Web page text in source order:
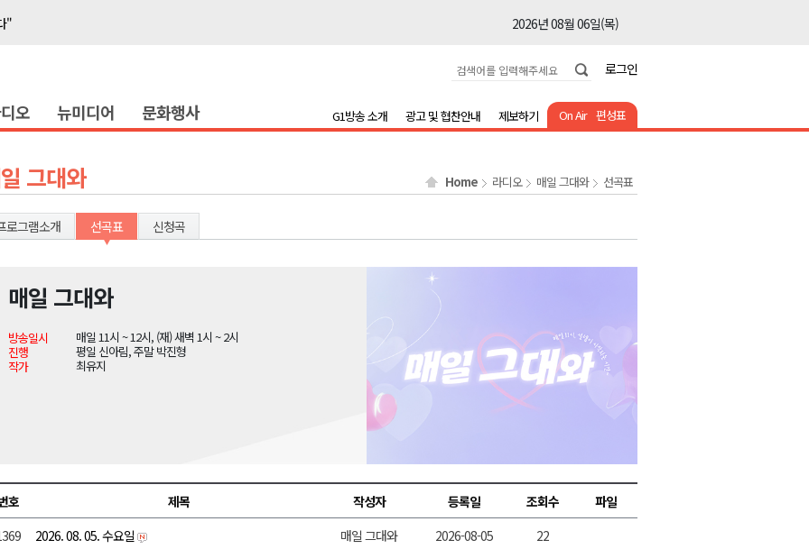
"
2026년 08월 06일(목)
2026년 08월 06일(목)
2026년 08월 06일(목)
련 돌입
라이트쇼'
2026년 08월 06일(목)
불..인명피해 없어
무더위 지속
공급
2026년 08월 06일(목)
효과 212억 원
2026년 08월 06일(목)
2026년 08월 06일(목)
라이트쇼'
2026년 08월 06일(목)
불..인명피해 없어
2026년 08월 06일(목)
"
2026년 08월 06일(목)
로그인
오 뉴미디어 문화행사 On Air 편성표
G1방송 소개 광고 및 협찬안내 제보하기
그대와 Home 라디오 매일 그대와 선곡표
로그램소개 선곡표 신청곡
매일 그대와
방송일시
매일 11시 ~ 12시, (재) 새벽 1시 ~ 2시
진행
평일 신아림, 주말 박진형
작가
최유지
호 제목 작성자 등록일 조회수
파일
2026. 08. 05. 수요일 매일 그대와 2026-08-05
22